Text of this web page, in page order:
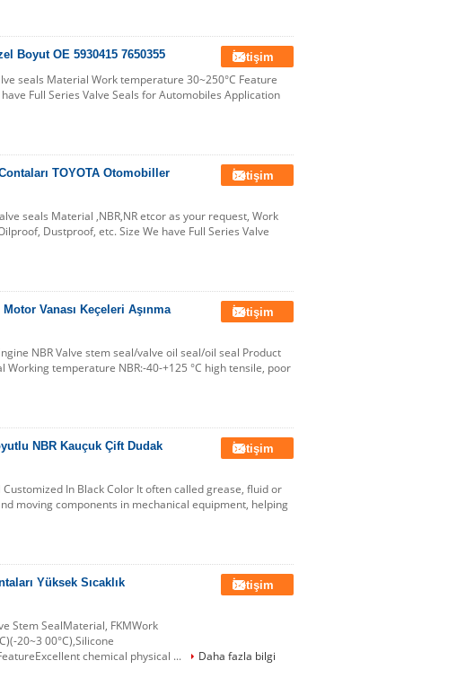
Boyut OE 5930415 7650355 İletişim
seals Material Work temperature 30~250°C Feature
Full Series Valve Seals for Automobiles Application
TOYOTA Otomobiller
İletişim
seals Material ,NBR,NR etcor as your request, Work
Dustproof, etc. Size We have Full Series Valve
Vanası Keçeleri Aşınma
İletişim
NBR Valve stem seal/valve oil seal/oil seal Product
Working temperature NBR:-40-+125 °C high tensile, poor
NBR Kauçuk Çift Dudak
İletişim
Customized In Black Color It often called grease, fluid or
moving components in mechanical equipment, helping
Yüksek Sıcaklık
İletişim
Stem SealMaterial, FKMWork
20~3 00°C),Silicone
chemical physical ...
Daha fazla bilgi